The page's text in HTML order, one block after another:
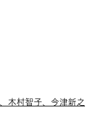
木村智子
今津新之